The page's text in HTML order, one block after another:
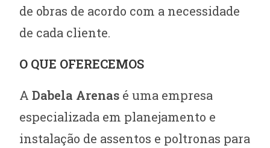
de obras de acordo com a necessidade
de cada cliente.
O QUE OFERECEMOS
ADabela Arenas é uma empresa
especializada em planejamento e
instalação de assentos e poltronas para